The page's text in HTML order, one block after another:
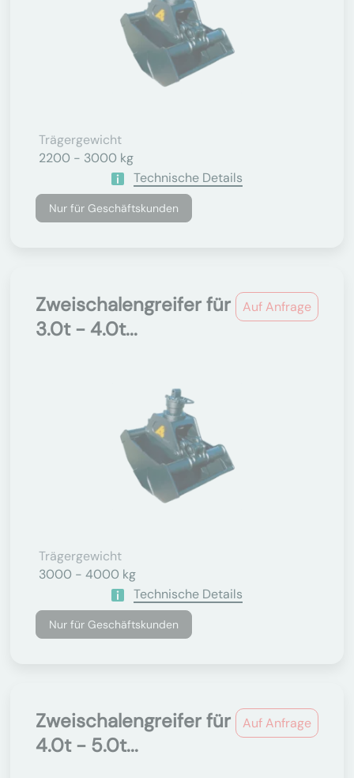
Trägergewicht
2200 - 3000 kg
Technische Details
Nur für Geschäftskunden
Auf Anfrage
Zweischalengreifer für
3.0t - 4.0t...
Trägergewicht
3000 - 4000 kg
Technische Details
Nur für Geschäftskunden
Auf Anfrage
Zweischalengreifer für
4.0t - 5.0t...